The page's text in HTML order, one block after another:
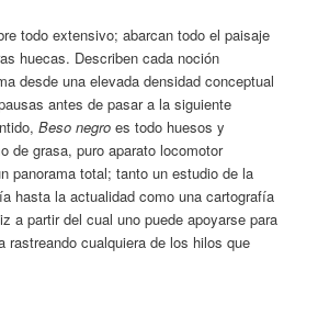
todo extensivo; abarcan todo el paisaje
huecas. Describen cada noción
desde una elevada densidad conceptual
antes de pasar a la siguiente
Beso negro es todo huesos y
de grasa, puro aparato locomotor
panorama total; tanto un estudio de la
hasta la actualidad como una cartografía
a partir del cual uno puede apoyarse para
rastreando cualquiera de los hilos que